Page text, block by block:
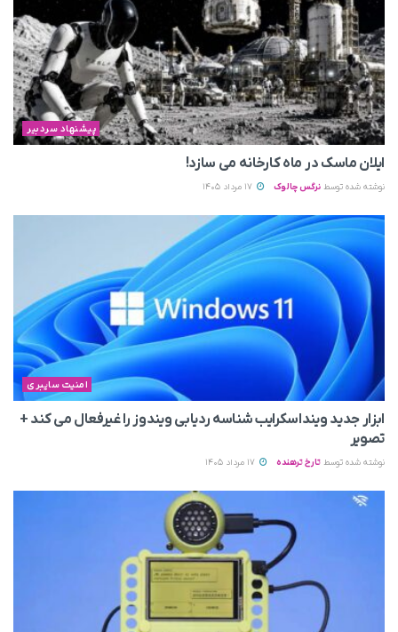
پیشنهاد سردبیر
ایلان ماسک در ماه کارخانه می سازد!
نوشته شده توسط نرگس چالوک
امنیت سایبری
ابزار جدید وینداسکرایب شناسه ردیابی ویندوز را غیرفعال می‌ کند +
تصویر
نوشته شده توسط تارخ ترهنده